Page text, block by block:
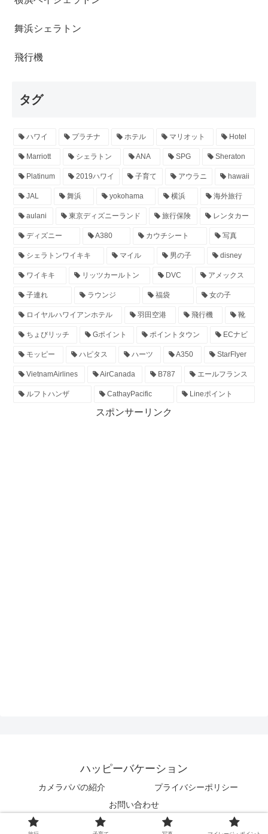
舞浜シェラトン
飛行機
タグ
ハワイ プラチナ ホテル マリオット Hotel
Marriott シェラトン ANA SPG Sheraton
Platinum 2019ハワイ 子育て アウラニ hawaii
JAL 舞浜 yokohama 横浜 海外旅行
aulani 東京ディズニーランド 旅行保険 レンタカー
ディズニー A380 カウチシート 写真
シェラトンワイキキ マイル 男の子 disney
ワイキキ リッツカールトン DVC アメックス
子連れ ラウンジ 福袋 女の子
ロイヤルハワイアンホテル 羽田空港 飛行機 靴
ちょびリッチ Gポイント ポイントタウン ECナビ
モッピー ハピタス ハーツ A350 StarFlyer
VietnamAirlines AirCanada B787 エールフランス
ルフトハンザ CathayPacific Lineポイント
スポンサーリンク
ハッピーバケーション
カメラパパの紹介
プライバシーポリシー
お問い合わせ
Copyright © 2019 ハッピーバケーション All Rights Reserved.